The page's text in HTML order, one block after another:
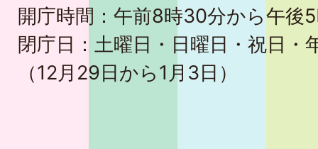
開庁時間：午前8時30分から午後
閉庁日：土曜日・日曜日・祝日・
（12月29日から1月3日）